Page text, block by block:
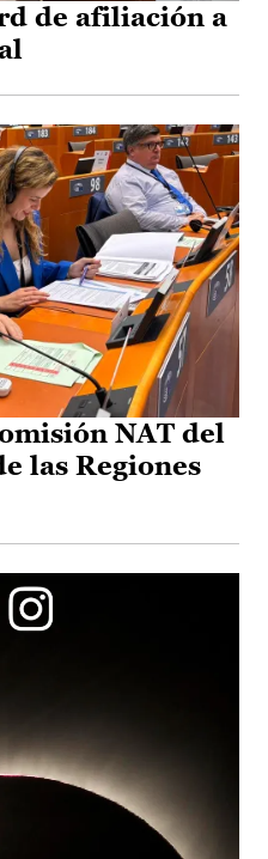
de afiliación a
NAT del
las Regiones